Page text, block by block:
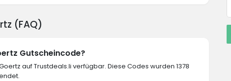
(FAQ)
Gutscheincode?
auf Trustdeals.li verfügbar. Diese Codes wurden 1378